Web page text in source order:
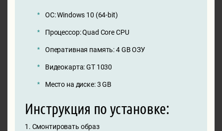
ОС: Windows 10 (64-bit)
Процессор: Quad Core CPU
Оперативная память: 4 GB ОЗУ
Видеокарта: GT 1030
Место на диске: 3 GB
Инструкция по установке:
1. Смонтировать образ